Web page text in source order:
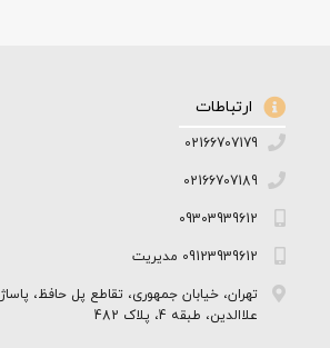
ارتباطات
02166707179
02166707189
09303939612
09123939612 مدیریت
تهران، خیابان جمهوری، تقاطع پل حافظ، پاساژ
علاالدین، طبقه 4، پلاک 482